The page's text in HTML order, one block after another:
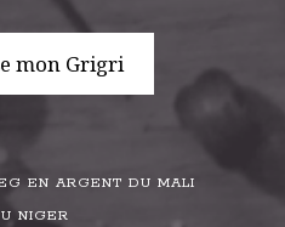
mon Grigri
EN ARGENT DU MALI
NIGER